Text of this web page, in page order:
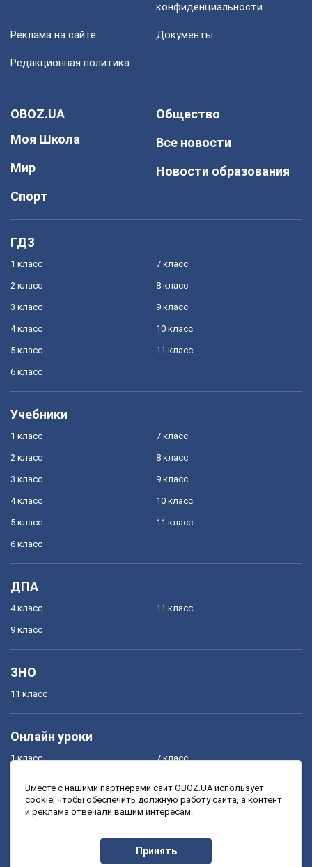
конфиденциальности
Реклама на сайте Документы
Редакционная политика
OBOZ.UA
Моя Школа
Мир
Спорт
Общество
Все новости
Новости образования
ГДЗ
1 класс
2 класс
3 класс
4 класс
5 класс
6 класс
7 класс
8 класс
9 класс
10 класс
11 класс
Учебники
1 класс
2 класс
3 класс
4 класс
5 класс
6 класс
7 класс
8 класс
9 класс
10 класс
11 класс
ДПА
4 класс
9 класс
11 класс
ЗНО
11 класс
Онлайн уроки
1 класс
3 класс
7 класс
9 класс
Вместе с нашими партнерами сайт OBOZ.UA использует
cookie, чтобы обеспечить должную работу сайта, а контент
и реклама отвечали вашим интересам.
Принять